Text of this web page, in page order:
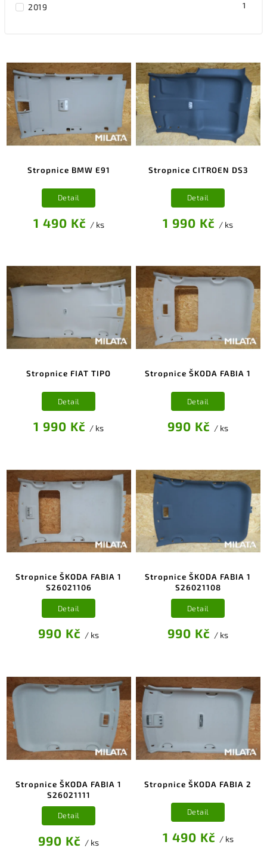
2019 1
Stropnice BMW E91
1 490 Kč / ks
Detail
Stropnice CITROEN DS3
1 990 Kč / ks
Detail
Stropnice FIAT TIPO
1 990 Kč / ks
Detail
Stropnice ŠKODA FABIA 1
990 Kč / ks
Detail
Stropnice ŠKODA FABIA 1
S26021106
990 Kč / ks
Detail
Stropnice ŠKODA FABIA 1
S26021108
990 Kč / ks
Detail
Stropnice ŠKODA FABIA 1
S26021111
990 Kč / ks
Detail
Stropnice ŠKODA FABIA 2
1 490 Kč / ks
Detail